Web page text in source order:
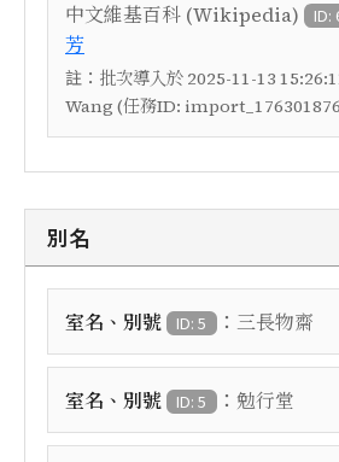
中文維基百科 (Wikipedia) ID:
芳
註： 批次導入於 2025-11-13
Wang (任務ID:
別名
室名、別號 ID: 5 ： 三長物齋
室名、別號 ID: 5 ： 勉行堂